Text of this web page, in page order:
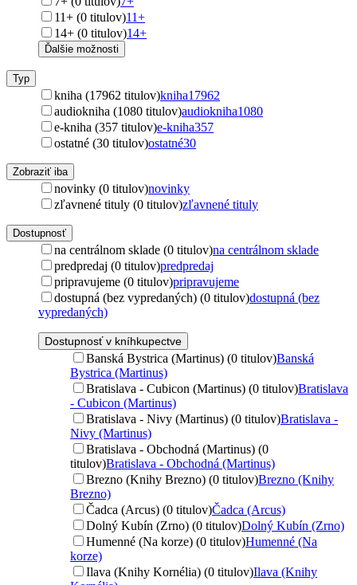
11+ (0 titulov)11+
14+ (0 titulov)14+
Ďalšie možnosti
Typ
kniha (17962 titulov)kniha17962
audiokniha (1080 titulov)audiokniha1080
e-kniha (357 titulov)e-kniha357
ostatné (30 titulov)ostatné30
Zobraziť iba
novinky (0 titulov)novinky
zľavnené tituly (0 titulov)zľavnené tituly
Dostupnosť
na centrálnom sklade (0 titulov)na centrálnom sklade
predpredaj (0 titulov)predpredaj
pripravujeme (0 titulov)pripravujeme
dostupná (bez vypredaných) (0 titulov)dostupná (bez
vypredaných)
Dostupnosť v kníhkupectve
Banská Bystrica (Martinus) (0 titulov)Banská
Bystrica (Martinus)
Bratislava - Cubicon (Martinus) (0 titulov)Bratislava
- Cubicon (Martinus)
Bratislava - Nivy (Martinus) (0 titulov)Bratislava -
Nivy (Martinus)
Bratislava - Obchodná (Martinus) (0
titulov)Bratislava - Obchodná (Martinus)
Brezno (Knihy Brezno) (0 titulov)Brezno (Knihy
Brezno)
Čadca (Arcus) (0 titulov)Čadca (Arcus)
Dolný Kubín (Zrno) (0 titulov)Dolný Kubín (Zrno)
Humenné (Na korze) (0 titulov)Humenné (Na
korze)
Ilava (Knihy Kornélia) (0 titulov)Ilava (Knihy